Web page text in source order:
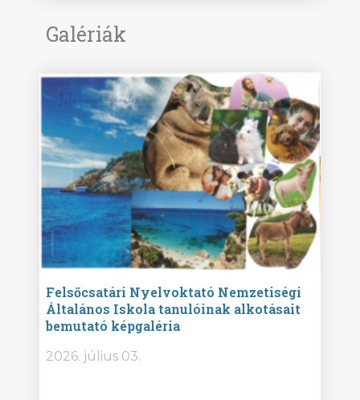
Galériák
Felsőcsatári Nyelvoktató Nemzetiségi
Általános Iskola tanulóinak alkotásait
bemutató képgaléria
2026. július 03.